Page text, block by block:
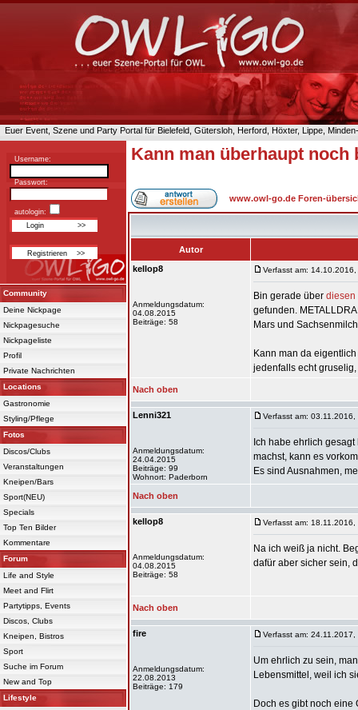
Euer Event, Szene und Party Portal für Bielefeld, Gütersloh, Herford, Höxter, Lippe,
Username:
Passwort:
autologin:
Community
Deine Nickpage
Nickpagesuche
Nickpageliste
Profil
Private Nachrichten
Locations
Gastronomie
Styling/Pflege
Fotos
Discos/Clubs
Veranstaltungen
Kneipen/Bars
Sport(NEU)
Specials
Top Ten Bilder
Kommentare
Forum
Life and Style
Meet and Flirt
Partytipps, Events
Discos, Clubs
Kneipen, Bistros
Sport
Suche im Forum
New and Top
Lifestyle
Kann man überhaupt noch
www.owl-go.de Foren-
Autor
kellop8
Anmeldungsdatum:
04.08.2015
Beiträge: 58
Verfasst am:
Bin gerade über diesen
gefunden.
Mars und
Kann man da
jedenfalls echt
Nach oben
Lenni321
Anmeldungsdatum:
24.04.2015
Beiträge: 99
Wohnort: Paderborn
Verfasst am: 03.11.2016,
Ich habe ehrlich
machst, kann es
Es sind Ausnahmen,
Nach oben
kellop8
Anmeldungsdatum:
04.08.2015
Beiträge: 58
Verfasst am: 18.11.2016,
Na ich weiß ja nicht.
dafür aber sicher sein,
Nach oben
fire
Anmeldungsdatum:
22.08.2013
Beiträge: 179
Verfasst am: 24.11.2017,
Um ehrlich zu sein,
Lebensmittel, weil ich
Doch es gibt noch eine